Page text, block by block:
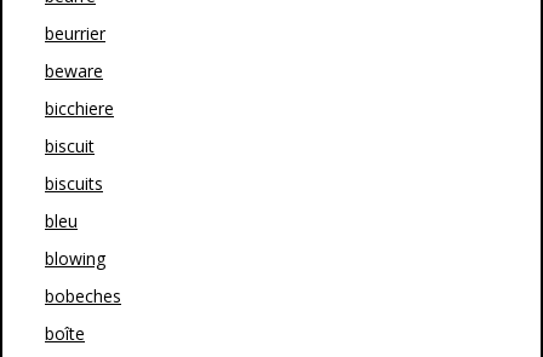
beurrier
beware
bicchiere
biscuit
biscuits
bleu
blowing
bobeches
boîte